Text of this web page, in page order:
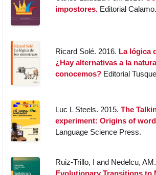
impostores. Editorial Calamo.
Ricard Solé. 2016. La lógica
¿Hay alternativas a la
conocemos? Editorial
Luc L Steels. 2015. The
experiment: Origins of
Language Science Press.
Ruiz-Trillo, I and Nedelcu,
Evolutionary Transitions to